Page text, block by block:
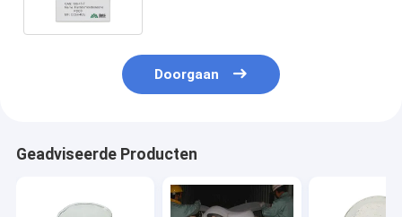
Doorgaan
Geadviseerde Producten